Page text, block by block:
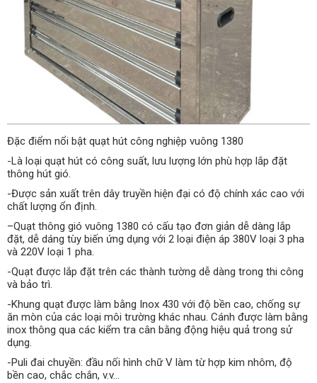
Đặc điểm nổi bật quạt hút công nghiệp vuông 1380
-Là loại quạt hút có công suất, lưu lượng lớn phù hợp lắp đặt
thông hút gió.
-Được sản xuất trên dây truyền hiện đại có độ chính xác cao với
chất lượng ổn định.
–Quạt thông gió vuông 1380 có cấu tạo đơn giản dễ dàng lắp
đặt, dễ dáng tùy biến ứng dụng với 2 loại điện áp 380V loại 3 pha
và 220V loại 1 pha.
-Quạt được lắp đặt trên các thành tường dễ dàng trong thi công
và bảo trì.
-Khung quạt được làm bằng Inox 430 với độ bền cao, chống sự
ăn mòn của các loại môi trường khác nhau. Cánh được làm bằng
inox thông qua các kiểm tra cân bằng động hiệu quả trong sử
dụng.
-Puli đai chuyền: đầu nối hình chữ V làm từ hợp kim nhôm, độ
bền cao, chắc chắn, v.v…